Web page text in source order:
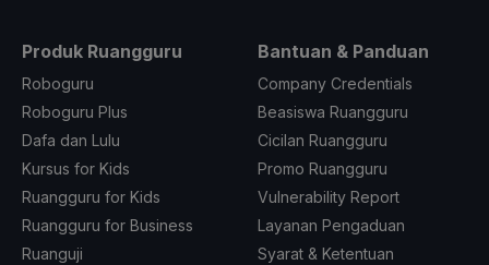
Produk Ruangguru
Roboguru
Roboguru Plus
Dafa dan Lulu
Kursus for Kids
Ruangguru for Kids
Ruangguru for Business
Ruanguji
Bantuan & Panduan
Company Credentials
Beasiswa Ruangguru
Cicilan Ruangguru
Promo Ruangguru
Vulnerability Report
Layanan Pengaduan
Syarat & Ketentuan